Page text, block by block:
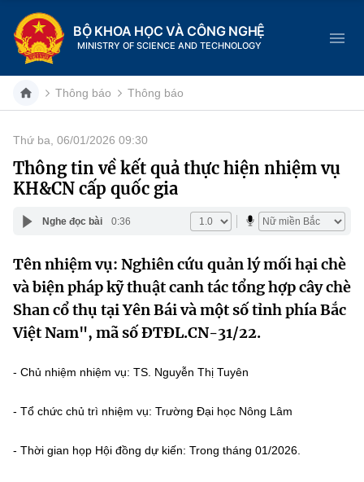
BỘ KHOA HỌC VÀ CÔNG NGHỆ
MINISTRY OF SCIENCE AND TECHNOLOGY
Danh mục
Trang chủ
Giới thiệu
Chức năng nhiệm vụ
Cơ cấu tổ chức
Tin tức sự kiện
Khoa học và Công nghệ
Dịch vụ công
Hệ thống văn bản
MST IOFFICE
THỐNG KÊ
Khoa học và Công nghệ
Multimedia
Thông báo Thông báo
Thứ ba, 06/01/2026 09:30
Thông tin về kết quả thực hiện nhiệm vụ
KH&CN cấp quốc gia
Nghe đọc bài 0:36
Tên nhiệm vụ: Nghiên cứu quản lý mối hại chè
và biện pháp kỹ thuật canh tác tổng hợp cây chè
Shan cổ thụ tại Yên Bái và một số tỉnh phía Bắc
Việt Nam", mã số ĐTĐL.CN-31/22.
- Chủ nhiệm nhiệm vụ: TS. Nguyễn Thị Tuyên
- Tổ chức chủ trì nhiệm vụ: Trường Đại học Nông Lâm
- Thời gian họp Hội đồng dự kiến: Trong tháng 01/2026.